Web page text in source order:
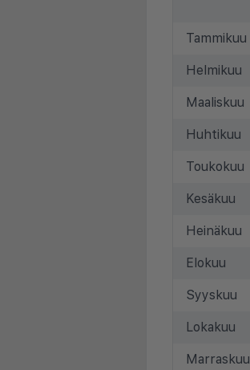
Tammikuu
Helmikuu
Maaliskuu
Huhtikuu
Toukokuu
Kesäkuu
Heinäkuu
Elokuu
Syyskuu
Lokakuu
Marraskuu